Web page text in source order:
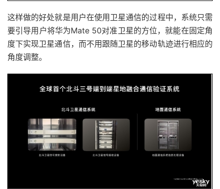
这样做的好处就是用户在使用卫星通信的过程中，系统只需
要引导用户将华为Mate 50对准卫星的方位，就能在固定角
度下实现卫星通信，而不用跟随卫星的移动轨迹进行相应的
角度调整。